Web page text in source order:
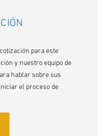
para este
y nuestro equipo de
hablar sobre sus
el proceso de